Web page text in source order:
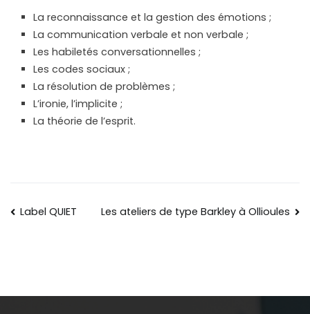
La reconnaissanceet la gestion des émotions ;
La communication verbale et non verbale ;
Les habiletés conversationnelles ;
Les codes sociaux ;
La résolution de problèmes ;
L’ironie, l’implicite ;
La théorie de l’esprit.
Label QUIET Les ateliers de type Barkley à Ollioules